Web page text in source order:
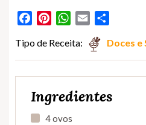
FacebookPinterestWhatsApp
Email
Tipo de Receita: Doces e
Ingredientes
4 ovos